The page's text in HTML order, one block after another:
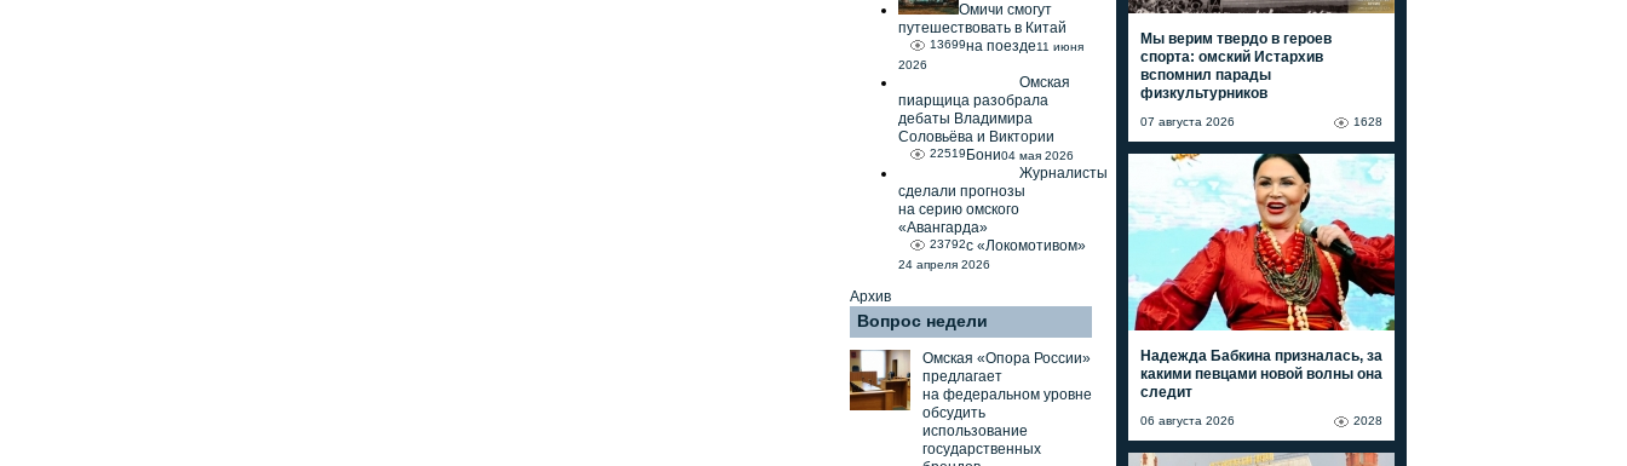
Омичи смогут
путешествовать в Китай
на поезде
13699
11 июня
2026
Омская
пиарщица разобрала
дебаты Владимира
Соловьёва и Виктории
Бони
22519 04 мая 2026
Журналисты
сделали прогнозы
на серию омского
«Авангарда»
с «Локомотивом»
23792
24 апреля 2026
Архив
Вопрос недели
Омская «Опора России»
предлагает
на федеральном уровне
обсудить
использование
государственных
Мы верим твердо в героев
спорта: омский Истархив
вспомнил парады
физкультурников
1628
07 августа 2026
Надежда Бабкина призналась, за
какими певцами новой волны она
следит
2028
06 августа 2026